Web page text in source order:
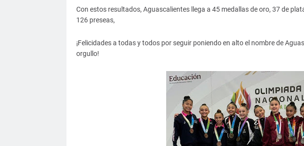
Con estos resultados, Aguascalientes llega a 45 medallas de oro, 37 de
126 preseas,
¡Felicidades a todas y todos por seguir poniendo en alto el nombre de
orgullo!